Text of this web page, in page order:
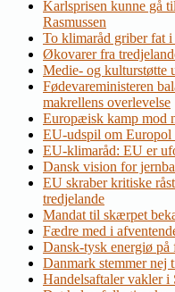
Karlsprisen kunne
Rasmussen
To klimaråd griber fat i
Økovarer fra
Medie- og kulturstøtte
Fødevareministeren
makrellens overlevelse
Europæisk kamp mod
EU-udspil om Europol
EU-klimaråd: EU er
Dansk vision for
EU skraber kritiske
tredjelande
Mandat til skærpet
Fædre med i
Dansk-tysk energiø
Danmark stemmer nej
Handelsaftaler vakler i